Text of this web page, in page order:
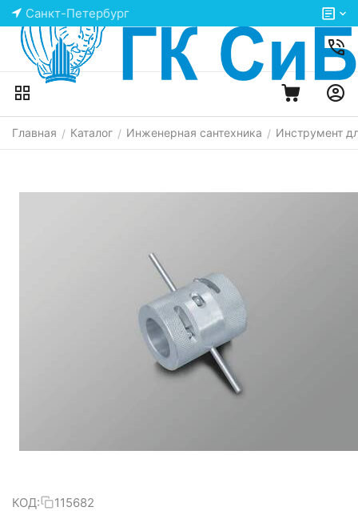
Санкт-Петербург
Главная / Каталог / Инженерная сантехника / Инструмент
КОД: 115682